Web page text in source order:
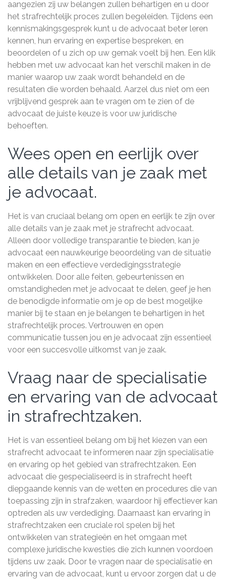
aangezien zij uw belangen zullen behartigen en u door
het strafrechtelijk proces zullen begeleiden. Tijdens een
kennismakingsgesprek kunt u de advocaat beter leren
kennen, hun ervaring en expertise bespreken, en
beoordelen of u zich op uw gemak voelt bij hen. Een klik
hebben met uw advocaat kan het verschil maken in de
manier waarop uw zaak wordt behandeld en de
resultaten die worden behaald. Aarzel dus niet om een
vrijblijvend gesprek aan te vragen om te zien of de
advocaat de juiste keuze is voor uw juridische
behoeften.
Wees open en eerlijk over
alle details van je zaak met
je advocaat.
Het is van cruciaal belang om open en eerlijk te zijn over
alle details van je zaak met je strafrecht advocaat.
Alleen door volledige transparantie te bieden, kan je
advocaat een nauwkeurige beoordeling van de situatie
maken en een effectieve verdedigingsstrategie
ontwikkelen. Door alle feiten, gebeurtenissen en
omstandigheden met je advocaat te delen, geef je hen
de benodigde informatie om je op de best mogelijke
manier bij te staan en je belangen te behartigen in het
strafrechtelijk proces. Vertrouwen en open
communicatie tussen jou en je advocaat zijn essentieel
voor een succesvolle uitkomst van je zaak.
Vraag naar de specialisatie
en ervaring van de advocaat
in strafrechtzaken.
Het is van essentieel belang om bij het kiezen van een
strafrecht advocaat te informeren naar zijn specialisatie
en ervaring op het gebied van strafrechtzaken. Een
advocaat die gespecialiseerd is in strafrecht heeft
diepgaande kennis van de wetten en procedures die van
toepassing zijn in strafzaken, waardoor hij effectiever kan
optreden als uw verdediging. Daarnaast kan ervaring in
strafrechtzaken een cruciale rol spelen bij het
ontwikkelen van strategieën en het omgaan met
complexe juridische kwesties die zich kunnen voordoen
tijdens uw zaak. Door te vragen naar de specialisatie en
ervaring van de advocaat, kunt u ervoor zorgen dat u de